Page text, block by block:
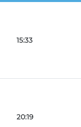
15:33
20:19